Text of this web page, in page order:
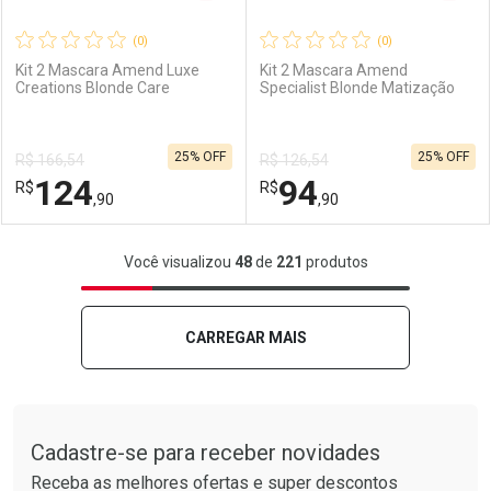
Comprar sem Desconto
Por R$ 44,90/cada
Comprar sem Desconto
Por R$ 44,90/cada
Comprar sem Desconto
Por R$ 24,90/cada
Comprar sem Desconto
Por R$ 24,90/cada
(0)
Kit 2 Mascara Amend Luxe
Creations Blonde Care
R$ 166,54
R$124,90
25% OFF
FECHAR
Laboratório
FECHAR
Por Menos
(0)
Kit 2 Mascara Amend
Specialist Blonde Matização
R$ 126,54
R$94,90
25% OFF
Laboratório
Por Menos
Você visualizou 48de 221 produtos
CARREGAR MAIS
Cadastre-se para receber novidades
Receba as melhores ofertas e super descontos